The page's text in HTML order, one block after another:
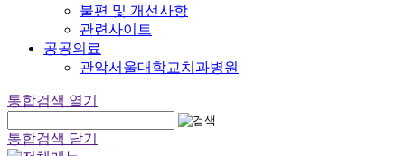
불편 및 개선사항
관련사이트
공공의료
관악서울대학교치과병원
통합검색 열기
통합검색 닫기